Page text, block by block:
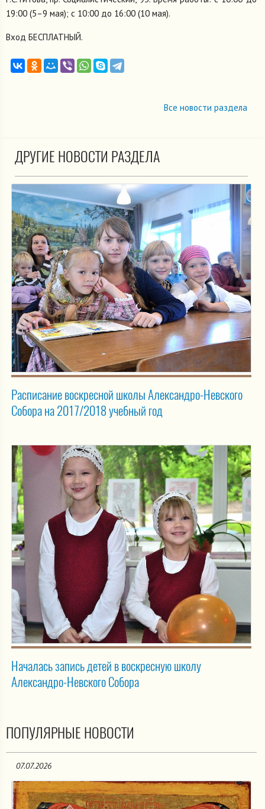
19:00 (5–9 мая); с 10:00 до 16:00 (10 мая).
Вход БЕСПЛАТНЫЙ.
Все новости раздела
ДРУГИЕ НОВОСТИ РАЗДЕЛА
Расписание воскресной школы Александро-Невского
Собора на 2017/2018 учебный год
Началась запись детей в воскресную школу
Александро-Невского Собора
ПОПУЛЯРНЫЕ НОВОСТИ
07.07.2026